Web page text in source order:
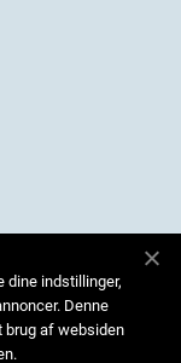
dine indstillinger,
Denne
brug af websiden